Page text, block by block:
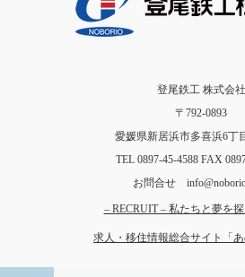
登尾鉄工 株式会社
〒792-0893
愛媛県新居浜市多喜浜6丁
TEL 0897-45-4588 FAX
お問合せ
– RECRUIT – 私たちと夢を
求人・移住情報総合サイト「あ